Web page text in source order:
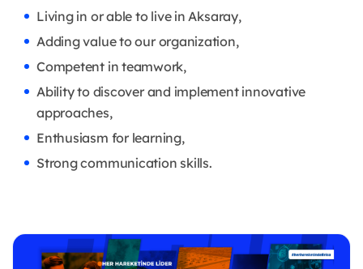
Living in or able to live in Aksaray,
Adding value to our organization,
Competent in teamwork,
Ability to discover and implement innovative
approaches,
Enthusiasm for learning,
Strong communication skills.